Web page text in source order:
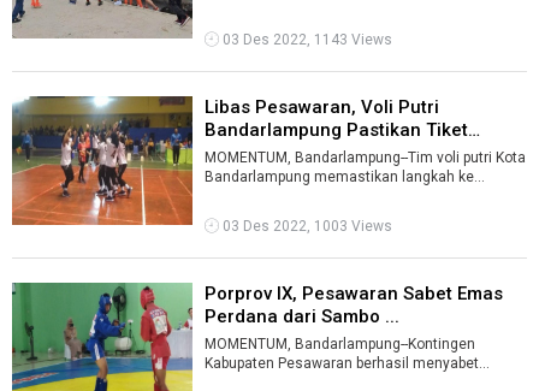
03 Des 2022, 1143 Views
Libas Pesawaran, Voli Putri
Bandarlampung Pastikan Tiket
Semifina ...
MOMENTUM, Bandarlampung--Tim voli putri Kota
Bandarlampung memastikan langkah ke
03 Des 2022, 1003 Views
Porprov IX, Pesawaran Sabet Emas
Perdana dari Sambo ...
MOMENTUM, Bandarlampung--Kontingen
Kabupaten Pesawaran berhasil menyabet